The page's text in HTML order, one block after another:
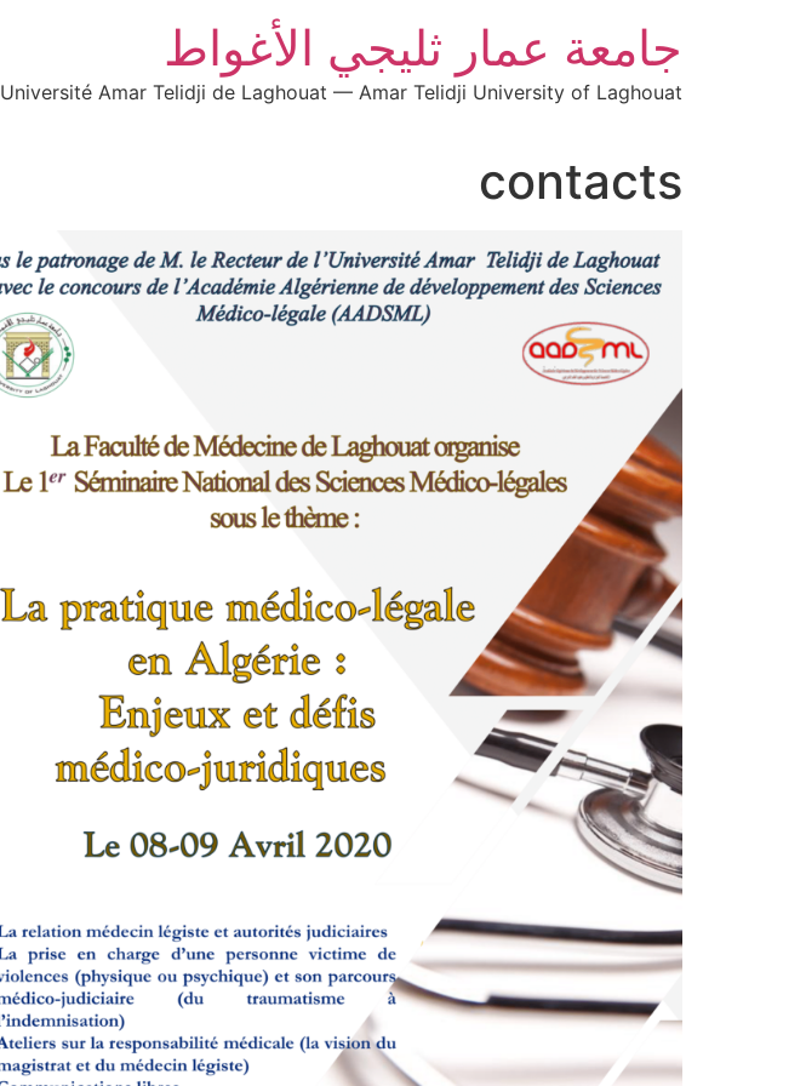
جامعة عمار ثليجي الأغواط
Université Amar Telidji de Laghouat — Amar Telidji University of Laghouat
contacts